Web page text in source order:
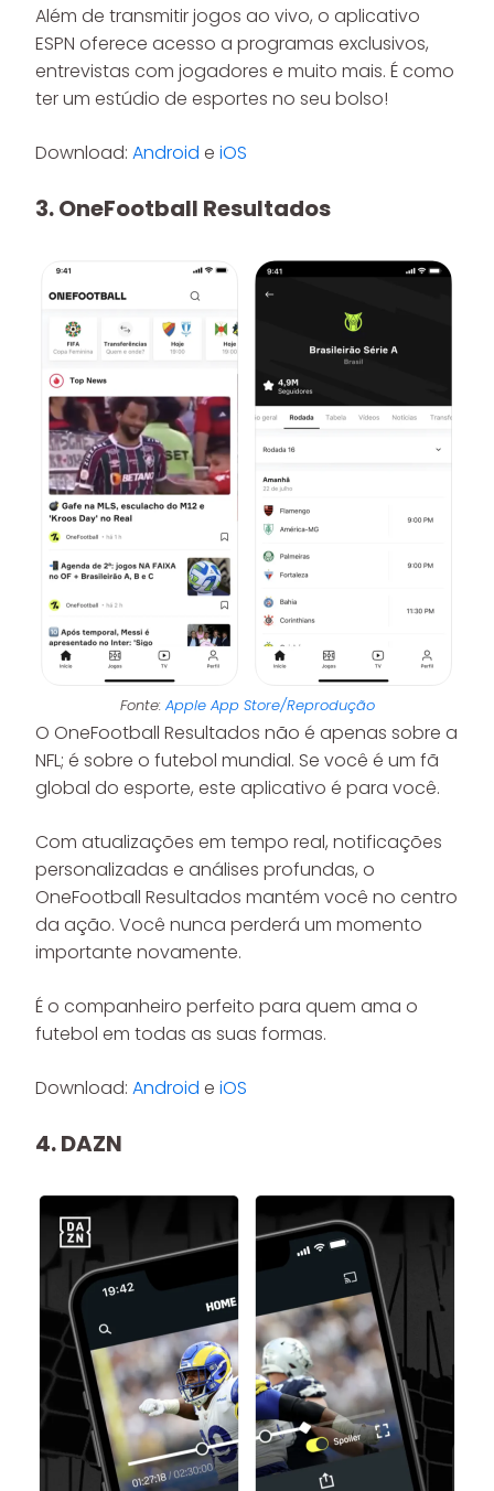
Além de transmitir jogos ao vivo, o aplicativo
ESPN oferece acesso a programas exclusivos,
entrevistas com jogadores e muito mais. É como
ter um estúdio de esportes no seu bolso!
Download: Android e iOS
3.OneFootball Resultados
Fonte: Apple App Store/Reprodução
O OneFootball Resultados não é apenas sobre a
NFL; é sobre o futebol mundial. Se você é um fã
global do esporte, este aplicativo é para você.
Com atualizações em tempo real, notificações
personalizadas e análises profundas, o
OneFootball Resultados mantém você no centro
da ação. Você nunca perderá um momento
importante novamente.
É o companheiro perfeito para quem ama o
futebol em todas as suas formas.
Download: Android e iOS
4.DAZN